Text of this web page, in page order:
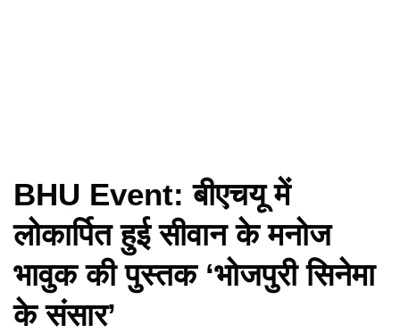
BHU Event: बीएचयू में
लोकार्पित हुई सीवान के मनोज
भावुक की पुस्तक ‘भोजपुरी सिनेमा
के संसार’